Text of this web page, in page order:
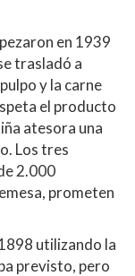
en 1939
trasladó a
y la carne
el producto
atesora una
Los tres
2.000
prometen
utilizando la
previsto, pero